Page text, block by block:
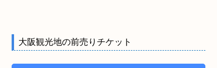
大阪観光地の前売りチケット